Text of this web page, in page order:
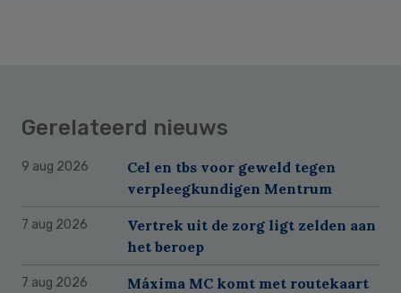
Gerelateerd nieuws
9 aug 2026
Cel en tbs voor geweld tegen
verpleegkundigen Mentrum
7 aug 2026
Vertrek uit de zorg ligt zelden aan
het beroep
7 aug 2026
Máxima MC komt met routekaart